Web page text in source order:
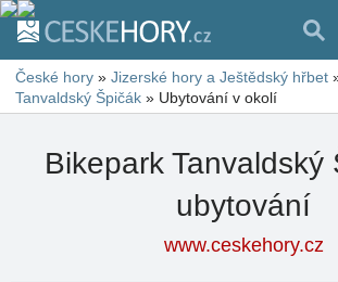
České hory » Jizerské hory a Ještědský hřbet
Tanvaldský Špičák » Ubytování v okolí
Bikepark Tanvaldský
ubytování
www.ceskehory.cz